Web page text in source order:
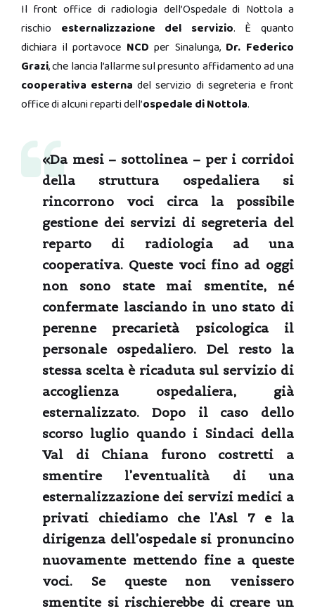
Il front office di radiologia dell’Ospedale di Nottola a
rischio esternalizzazione del servizio. È quanto
dichiara il portavoce NCDper Sinalunga, Dr. Federico
Grazi, che lancia l’allarme sul presunto affidamento ad una
cooperativa esterna del servizio di segreteria e front
office di alcuni reparti dell’ospedale di Nottola.
«Da mesi – sottolinea – per i corridoi
della struttura ospedaliera si
rincorrono voci circa la possibile
gestione dei servizi di segreteria del
reparto di radiologia ad una
cooperativa. Queste voci fino ad oggi
non sono state mai smentite, né
confermate lasciando in uno stato di
perenne precarietà psicologica il
personale ospedaliero. Del resto la
stessa scelta è ricaduta sul servizio di
accoglienza ospedaliera, già
esternalizzato. Dopo il caso dello
scorso luglio quando i Sindaci della
Val di Chiana furono costretti a
smentire l’eventualità di una
esternalizzazione dei servizi medici a
privati chiediamo che l’Asl 7 e la
dirigenza dell’ospedale si pronuncino
nuovamente mettendo fine a queste
voci. Se queste non venissero
smentite si rischierebbe di creare un